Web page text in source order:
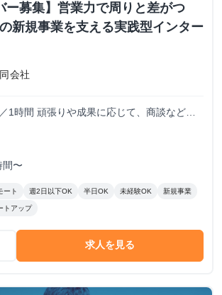
ー募集】営業力で周りと差がつ
新規事業を支える実践型インター
会社
じて、商談などよ
にもチャレンジできます。 しっかりとし
、時給アップも随時検討していきます！
間〜
ート 週2日以下OK 半日OK 未経験OK 新規事業
トアップ
求人を見る